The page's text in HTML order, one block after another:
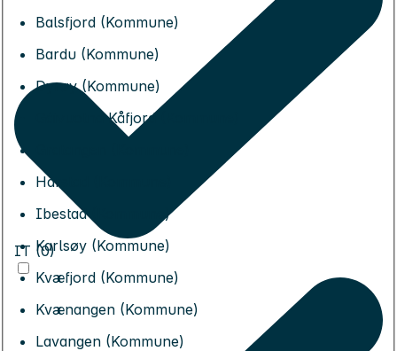
Balsfjord (Kommune)
Bardu (Kommune)
Dyrøy (Kommune)
Gáivuotna Kåfjord (Kommune)
Harstad (Kommune)
Ibestad (Kommune)
Karlsøy (Kommune)
Kvæfjord (Kommune)
Kvænangen (Kommune)
Lavangen (Kommune)
IT (0)